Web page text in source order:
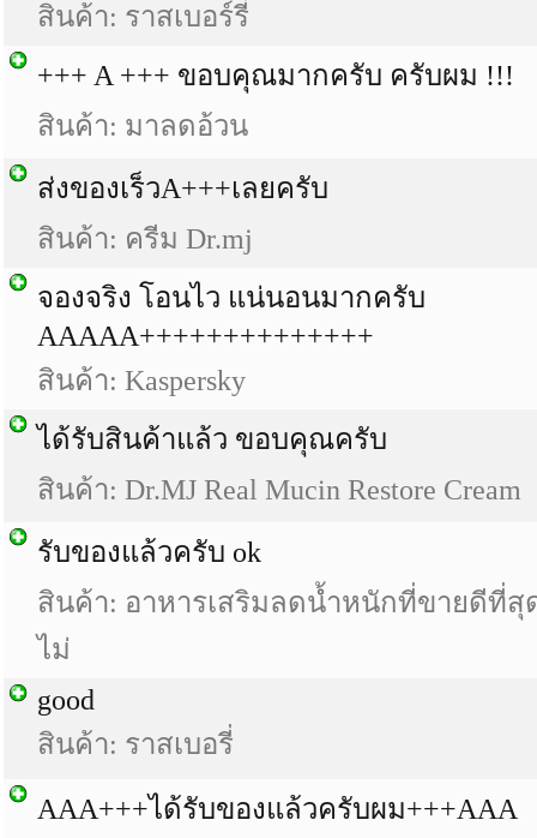
สินค้า: ราสเบอร์รี่
+++ A +++ ขอบคุณมากครับ ครับผม !!!
สินค้า: มาลดอ้วน
ส่งของเร็วA+++เลยครับ
สินค้า: ครีม Dr.mj
จองจริง โอนไว แน่นอนมากครับ
AAAAA++++++++++++++
สินค้า: Kaspersky
ได้รับสินค้าแล้ว ขอบคุณครับ
สินค้า: Dr.MJ Real Mucin Restore Cream
รับของแล้วครับ ok
สินค้า: อาหารเสริมลดน้ำหนักที่ขายดีที่สุ
ไม่
good
สินค้า: ราสเบอรี่
AAA+++ได้รับของแล้วครับผม+++AAA